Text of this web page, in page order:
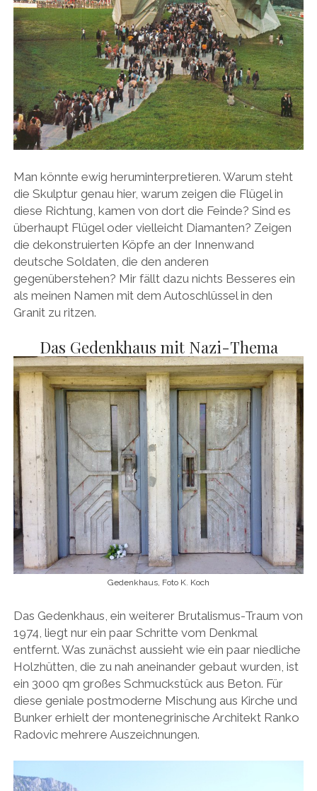
Man könnte ewig heruminterpretieren. Warum steht
die Skulptur genau hier, warum zeigen die Flügel in
diese Richtung, kamen von dort die Feinde? Sind es
überhaupt Flügel oder vielleicht Diamanten? Zeigen
die dekonstruierten Köpfe an der Innenwand
deutsche Soldaten, die den anderen
gegenüberstehen? Mir fällt dazu nichts Besseres ein
als meinen Namen mit dem Autoschlüssel in den
Granit zu ritzen.
Das Gedenkhaus mit Nazi-Thema
Gedenkhaus, Foto K. Koch
Das Gedenkhaus, ein weiterer Brutalismus-Traum von
1974, liegt nur ein paar Schritte vom Denkmal
entfernt. Was zunächst aussieht wie ein paar niedliche
Holzhütten, die zu nah aneinander gebaut wurden, ist
ein 3000 qm großes Schmuckstück aus Beton. Für
diese geniale postmoderne Mischung aus Kirche und
Bunker erhielt der montenegrinische Architekt Ranko
Radovic mehrere Auszeichnungen.